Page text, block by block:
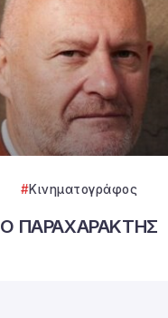
Κινηματογράφος
Ο ΠΑΡΑΧΑΡΑΚΤΗΣ